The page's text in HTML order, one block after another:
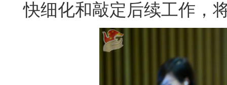
快细化和敲定后续工作，